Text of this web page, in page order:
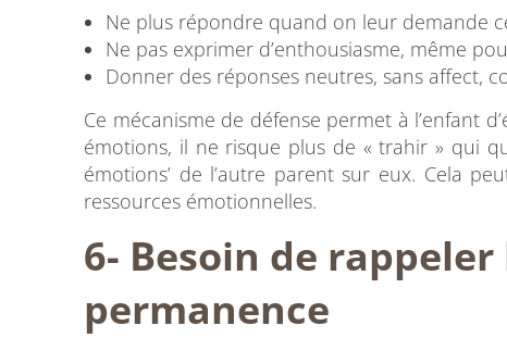
Ne plus répondre quand on leur demande
Ne pas exprimer d’enthousiasme, même
Donner des réponses neutres, sans affect,
Ce mécanisme de défense permet à l’enfant
émotions, il ne risque plus de « trahir » qui
émotions’ de l’autre parent sur eux. Cela
ressources émotionnelles.
6- Besoin de
permanence